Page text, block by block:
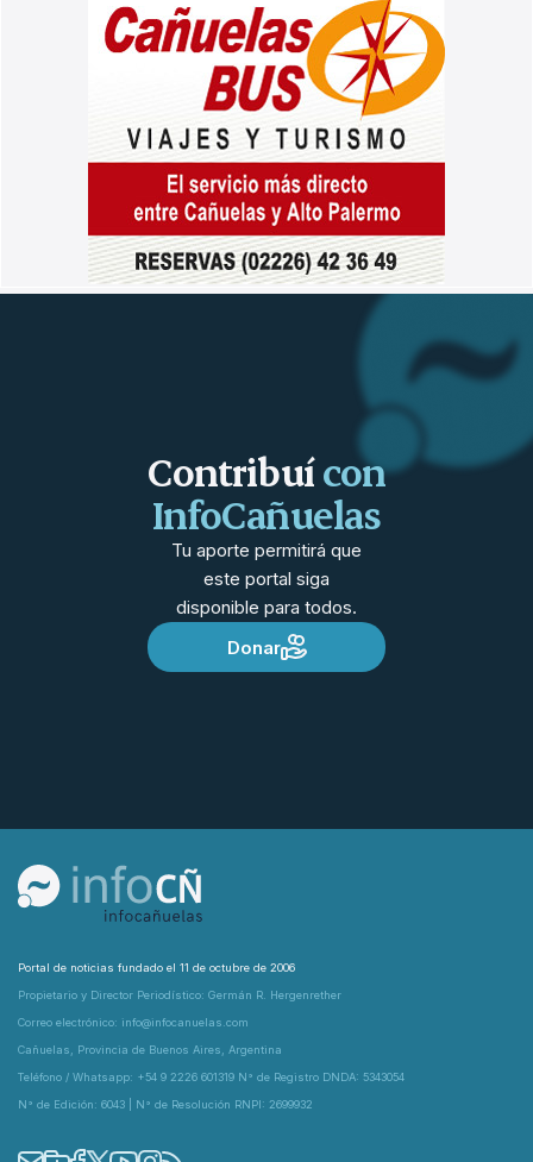
Contribuícon
InfoCañuelas
Tu aporte permitirá que
este portal siga
disponible para todos.
Donar
Portal de noticias fundado el 11 de octubre de 2006
Propietario y Director Periodístico: Germán R. Hergenrether
Correo electrónico: info@infocanuelas.com
Cañuelas, Provincia de Buenos Aires, Argentina
Teléfono / Whatsapp: +54 9 2226 601319 N° de Registro DNDA: 5343054
N° de Edición: 6043 | N° de Resolución RNPI: 2699932